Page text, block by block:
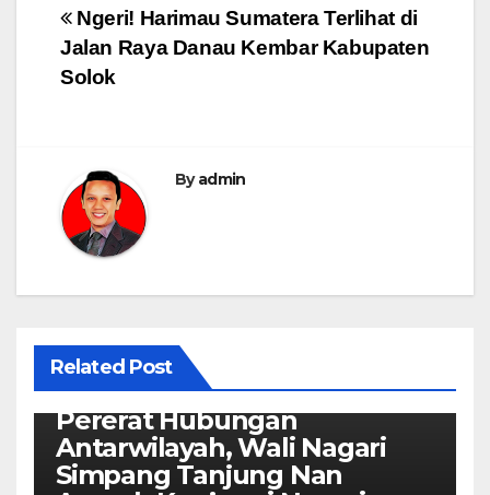
Post
navigation
Ngeri! Harimau Sumatera Terlihat di
Jalan Raya Danau Kembar Kabupaten
Solok
Byadmin
Related Post
Pererat Hubungan
Antarwilayah, Wali Nagari
Simpang Tanjung Nan